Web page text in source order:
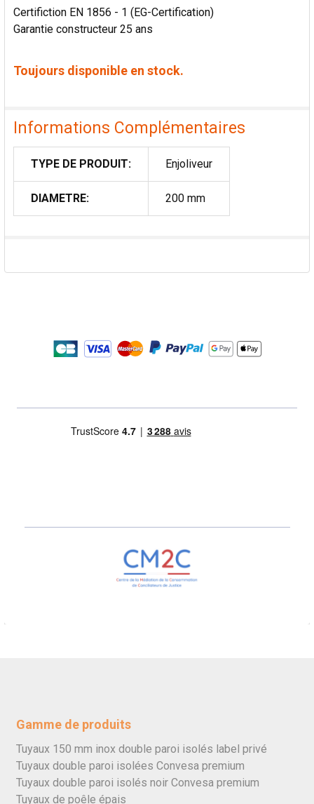
Certifiction EN 1856 - 1 (EG-Certification)
Garantie constructeur 25 ans
Toujours disponible en stock.
Informations Complémentaires
TYPE DE PRODUIT: Enjoliveur
DIAMETRE: 200 mm
Gamme de produits
Tuyaux 150 mm inox double paroi isolés label privé
Tuyaux double paroi isolées Convesa premium
Tuyaux double paroi isolés noir Convesa premium
Tuyaux de poêle épais